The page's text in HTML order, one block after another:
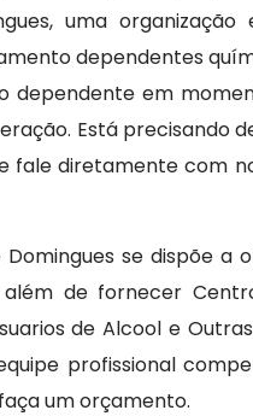
uma organização
dependentes
dependente em
Está precisando
fale diretamente com
se dispõe
de fornecer
de Alcool e
profissional
um orçamento.